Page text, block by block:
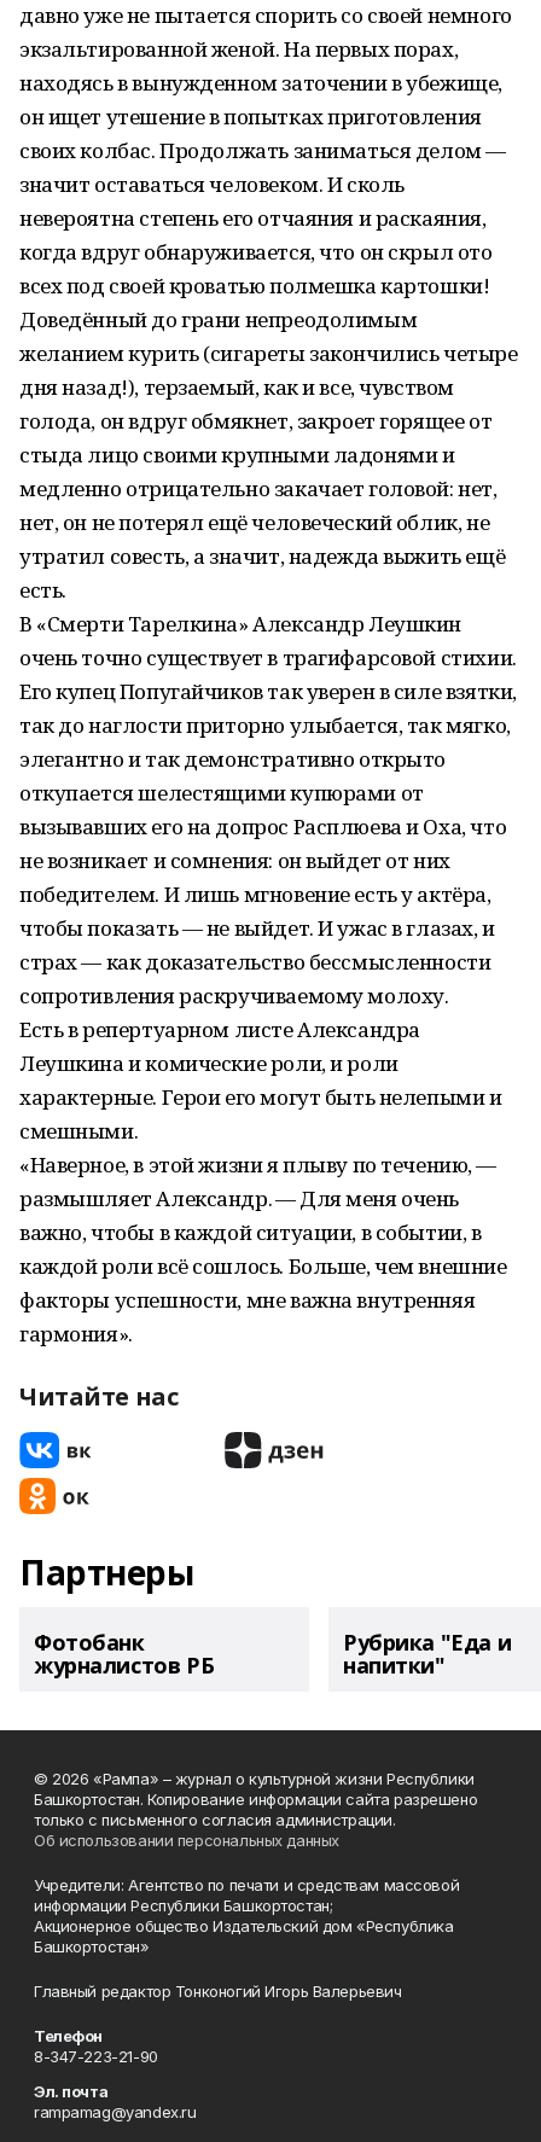
давно уже не пытается спорить со своей немного
экзальтированной женой. На первых порах,
находясь в вынужденном заточении в убежище,
он ищет утешение в попытках приготовления
своих колбас. Продолжать заниматься делом —
значит оставаться человеком. И сколь
невероятна степень его отчаяния и раскаяния,
когда вдруг обнаруживается, что он скрыл ото
всех под своей кроватью полмешка картошки!
Доведённый до грани непреодолимым
желанием курить (сигареты закончились четыре
дня назад!), терзаемый, как и все, чувством
голода, он вдруг обмякнет, закроет горящее от
стыда лицо своими крупными ладонями и
медленно отрицательно закачает головой: нет,
нет, он не потерял ещё человеческий облик, не
утратил совесть, а значит, надежда выжить ещё
есть.
В «Смерти Тарелкина» Александр Леушкин
очень точно существует в трагифарсовой стихии.
Его купец Попугайчиков так уверен в силе взятки,
так до наглости приторно улыбается, так мягко,
элегантно и так демонстративно открыто
откупается шелестящими купюрами от
вызывавших его на допрос Расплюева и Оха, что
не возникает и сомнения: он выйдет от них
победителем. И лишь мгновение есть у актёра,
чтобы показать — не выйдет. И ужас в глазах, и
страх — как доказательство бессмысленности
сопротивления раскручиваемому молоху.
Есть в репертуарном листе Александра
Леушкина и комические роли, и роли
характерные. Герои его могут быть нелепыми и
смешными.
«Наверное, в этой жизни я плыву по течению, —
размышляет Александр. — Для меня очень
важно, чтобы в каждой ситуации, в событии, в
каждой роли всё сошлось. Больше, чем внешние
факторы успешности, мне важна внутренняя
гармония».
Читайте нас
Партнеры
Фотобанк
журналистов РБ
Рубрика "Еда и
напитки"
© 2026 «Рампа» – журнал о культурной жизни Республики
Башкортостан. Копирование информации сайта разрешено
только с письменного согласия администрации.
Об использовании персональных данных
Учредители: Агентство по печати и средствам массовой
информации Республики Башкортостан;
Акционерное общество Издательский дом «Республика
Башкортостан»
Главный редактор Тонконогий Игорь Валерьевич
Телефон
8-347-223-21-90
Эл. почта
rampamag@yandex.ru